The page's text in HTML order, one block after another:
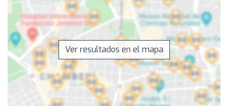
Ver resultados en el mapa